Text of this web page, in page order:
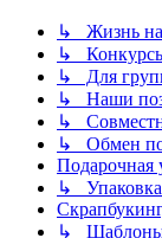
↳ Жизнь
↳
↳ Для
↳ Наши
↳
↳ Обмен
Подарочная
↳ Упаковка
↳ Шаблоны